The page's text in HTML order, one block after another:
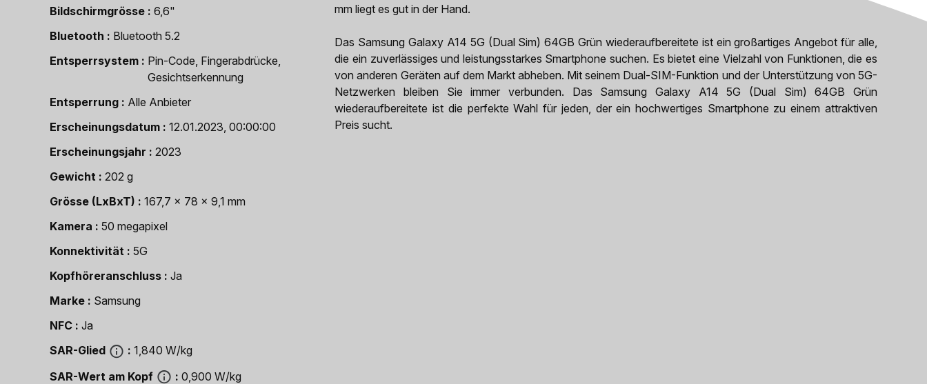
Bildschirmgrösse
6,6"
Bluetooth
Bluetooth 5.2
Entsperrsystem
Pin-Code, Fingerabdrücke,
Gesichtserkennung
Entsperrung
Alle Anbieter
Erscheinungsdatum
12.01.2023, 00:00:00
Erscheinungsjahr
2023
Gewicht
202 g
Grösse (LxBxT)
167,7 x 78 x 9,1 mm
Kamera
50 megapixel
Konnektivität
5G
Kopfhöreranschluss
Ja
Marke
Samsung
NFC
Ja
SAR-Glied
1,840 W/kg
SAR-Wert am Kopf
0,900 W/kg
mm liegt es gut in der Hand.
Das Samsung Galaxy A14 5G (Dual Sim) 64GB Grün wiederaufbereitete ist ein großartiges Angebot für alle,
die ein zuverlässiges und leistungsstarkes Smartphone suchen. Es bietet eine Vielzahl von Funktionen, die es
von anderen Geräten auf dem Markt abheben. Mit seinem Dual-SIM-Funktion und der Unterstützung von 5G-
Netzwerken bleiben Sie immer verbunden. Das Samsung Galaxy A14 5G (Dual Sim) 64GB Grün
wiederaufbereitete ist die perfekte Wahl für jeden, der ein hochwertiges Smartphone zu einem attraktiven
Preis sucht.